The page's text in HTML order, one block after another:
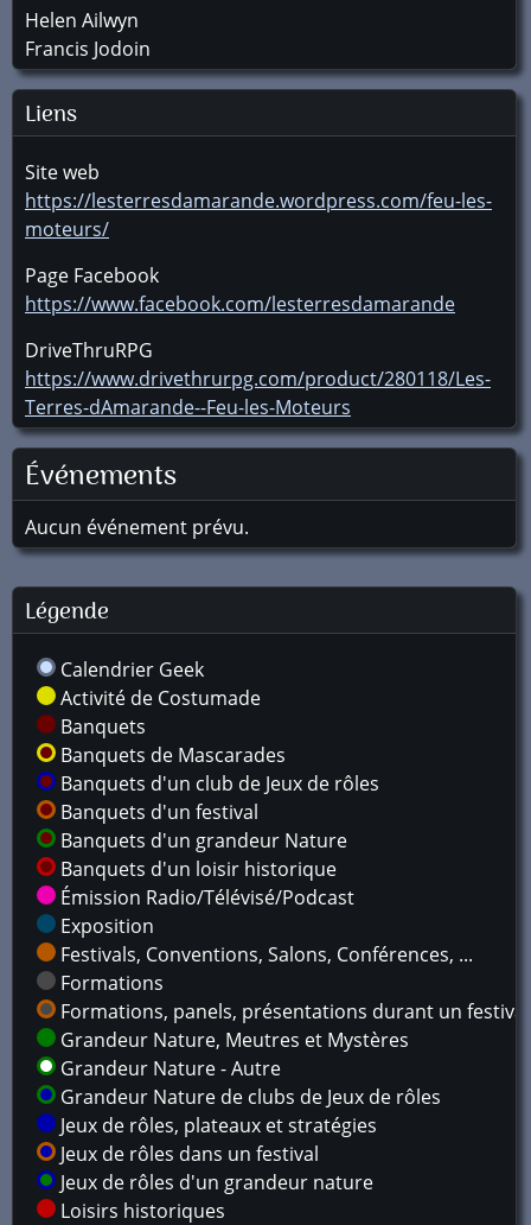
Helen Ailwyn
Francis Jodoin
Liens
Site web
https://lesterresdamarande.wordpress.com/feu-les-
moteurs/
Page Facebook
https://www.facebook.com/lesterresdamarande
DriveThruRPG
https://www.drivethrurpg.com/product/280118/Les-
Terres-dAmarande--Feu-les-Moteurs
Événements
Aucun événement prévu.
Légende
Calendrier Geek
Activité de Costumade
Banquets
Banquets de Mascarades
Banquets d'un club de Jeux de rôles
Banquets d'un festival
Banquets d'un grandeur Nature
Banquets d'un loisir historique
Émission Radio/Télévisé/Podcast
Exposition
Festivals, Conventions, Salons, Conférences, ...
Formations
Formations, panels, présentations durant un festival
Grandeur Nature, Meutres et Mystères
Grandeur Nature - Autre
Grandeur Nature de clubs de Jeux de rôles
Jeux de rôles, plateaux et stratégies
Jeux de rôles dans un festival
Jeux de rôles d'un grandeur nature
Loisirs historiques